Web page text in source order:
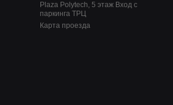
Plaza Polytech, 5 этаж Вход с
паркинга ТРЦ
Карта проезда